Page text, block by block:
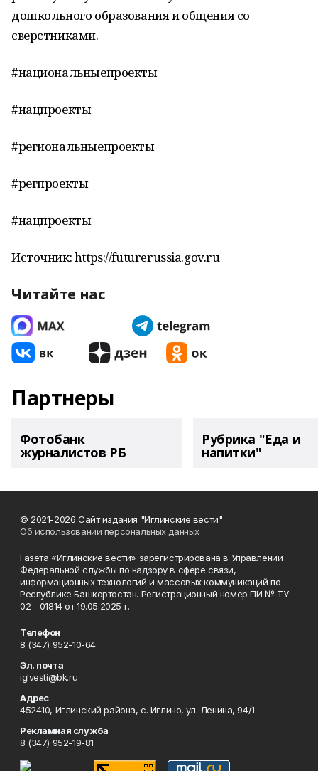
дошкольного образования и общения со
сверстниками.
#национальныепроекты
#нацпроекты
#региональныепроекты
#регпроекты
#нацпроекты
Источник: https://futurerussia.gov.ru
Читайте нас
Партнеры
Фотобанк
журналистов РБ
Рубрика "Еда и
напитки"
© 2021-2026 Сайт издания "Иглинские вести"
Об использовании персональных данных
Газета «Иглинские вести» зарегистрирована в Управлении
Федеральной службы по надзору в сфере связи,
информационных технологий и массовых коммуникаций по
Республике Башкортостан. Регистрационный номер ПИ № ТУ
02 - 01814 от 19.05.2025 г.
Телефон
8 (347) 952-10-64
Эл. почта
iglvesti@bk.ru
Адрес
452410, Иглинский района, с. Иглино, ул. Ленина, 94/1
Рекламная служба
8 (347) 952-19-81